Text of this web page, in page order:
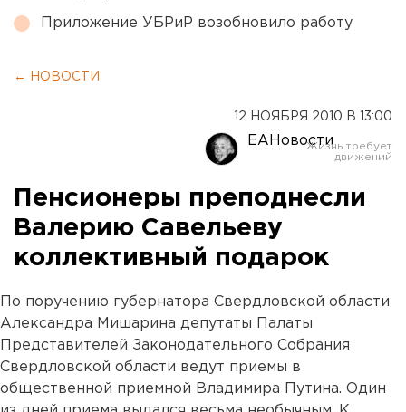
Приложение УБРиР возобновило работу
← НОВОСТИ
12 НОЯБРЯ 2010 В 13:00
ЕАНовости
Пенсионеры преподнесли
Валерию Савельеву
коллективный подарок
По поручению губернатора Свердловской области
Александра Мишарина депутаты Палаты
Представителей Законодательного Собрания
Свердловской области ведут приемы в
общественной приемной Владимира Путина. Один